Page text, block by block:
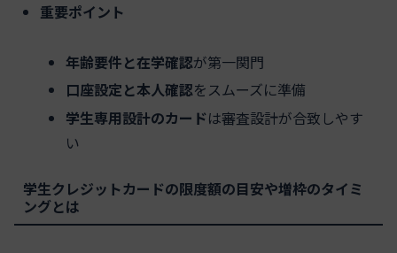
重要ポイント
年齢要件と在学確認が第一関門
口座設定と本人確認をスムーズに準備
学生専用設計のカードは審査設計が合致しやす
い
学生クレジットカードの限度額の目安や増枠のタイミ
ングとは